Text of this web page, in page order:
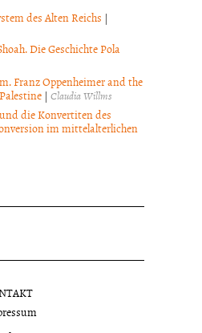
des Alten Reichs |
Die Geschichte Pola
Franz Oppenheimer and the
| Claudia Willms
die Konvertiten des
im mittelalterlichen